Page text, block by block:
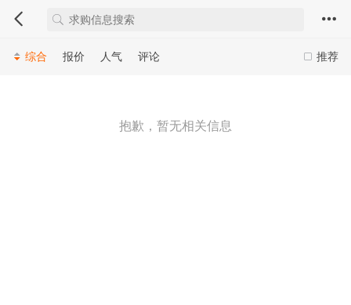
推荐
综合 报价 人气 评论
抱歉，暂无相关信息